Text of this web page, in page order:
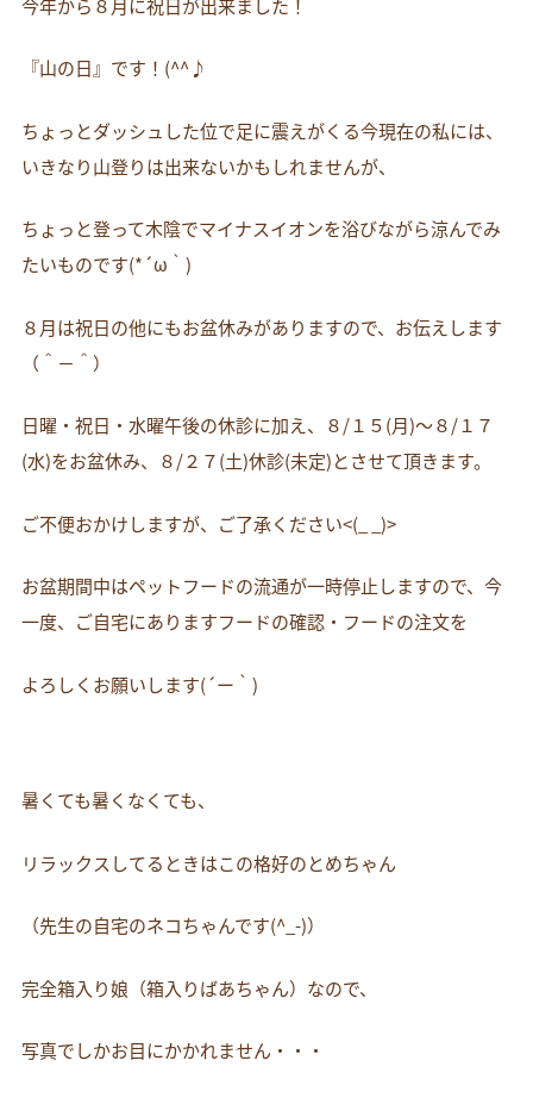
今年から８月に祝日が出来ました！
『山の日』です！(^^♪
ちょっとダッシュした位で足に震えがくる今現在の私には、
いきなり山登りは出来ないかもしれませんが、
ちょっと登って木陰でマイナスイオンを浴びながら涼んでみ
たいものです(*´ω｀)
８月は祝日の他にもお盆休みがありますので、お伝えします
（＾－＾）
日曜・祝日・水曜午後の休診に加え、８/１５(月)～８/１７
(水)をお盆休み、８/２７(土)休診(未定)とさせて頂きます。
ご不便おかけしますが、ご了承ください<(_ _)>
お盆期間中はペットフードの流通が一時停止しますので、今
一度、ご自宅にありますフードの確認・フードの注文を
よろしくお願いします(´ー｀)
暑くても暑くなくても、
リラックスしてるときはこの格好のとめちゃん
（先生の自宅のネコちゃんです(^_-)）
完全箱入り娘（箱入りばあちゃん）なので、
写真でしかお目にかかれません・・・